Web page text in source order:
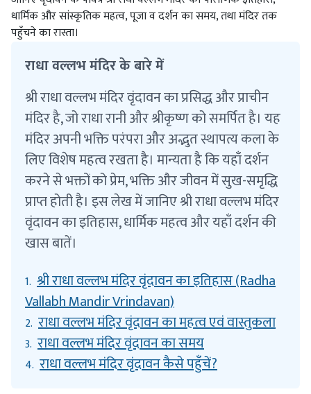
Vrindavan
धार्मिक और सांस्कृतिक महत्व, पूजा व दर्शन का समय, तथा मंदिर तक
पहुँचने का रास्ता।
राधा वल्लभ मंदिर के बारे में
श्री राधा वल्लभ मंदिर वृंदावन का प्रसिद्ध और प्राचीन
मंदिर है, जो राधा रानी और श्रीकृष्ण को समर्पित है। यह
मंदिर अपनी भक्ति परंपरा और अद्भुत स्थापत्य कला के
लिए विशेष महत्व रखता है। मान्यता है कि यहाँ दर्शन
करने से भक्तों को प्रेम, भक्ति और जीवन में सुख-समृद्धि
प्राप्त होती है। इस लेख में जानिए श्री राधा वल्लभ मंदिर
वृंदावन का इतिहास, धार्मिक महत्व और यहाँ दर्शन की
खास बातें।
1. श्री राधा वल्लभ मंदिर वृंदावन का इतिहास (Radha
Vallabh Mandir Vrindavan)
2. राधा वल्लभ मंदिर वृंदावन का महत्व एवं वास्तुकला
3. राधा वल्लभ मंदिर वृंदावन का समय
4. राधा वल्लभ मंदिर वृंदावन कैसे पहुँचें?